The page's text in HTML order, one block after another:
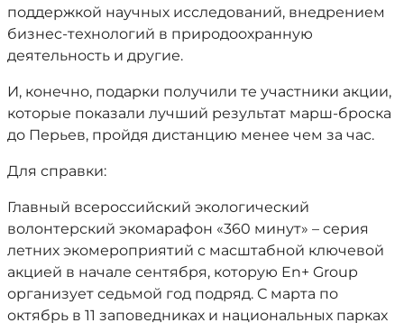
поддержкой научных исследований, внедрением
бизнес-технологий в природоохранную
деятельность и другие.
И, конечно, подарки получили те участники акции,
которые показали лучший результат марш-броска
до Перьев, пройдя дистанцию менее чем за час.
Для справки:
Главный всероссийский экологический
волонтерский экомарафон «360 минут» – серия
летних экомероприятий с масштабной ключевой
акцией в начале сентября, которую En+ Group
организует седьмой год подряд. С марта по
октябрь в 11 заповедниках и национальных парках